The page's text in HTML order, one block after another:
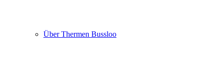
Über Thermen Bussloo